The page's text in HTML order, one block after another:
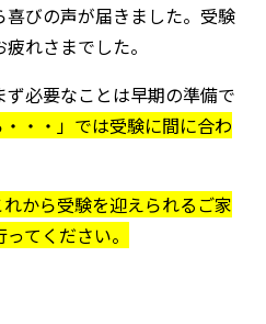
びの声が届きました。受験
れさまでした。
必要なことは早期の準備で
・・・」では受験に間に合わ
から受験を迎えられるご家
てください。